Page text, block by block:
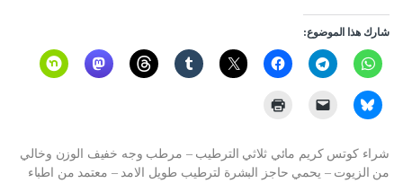
شارك هذا الموضوع:
شراء كوتس كريم مائي ثلاثي الترطيب – مرطب وجه خفيف الوزن وخالي
من الزيوت – يحمي حاجز البشرة لترطيب طويل الامد – معتمد من اطباء